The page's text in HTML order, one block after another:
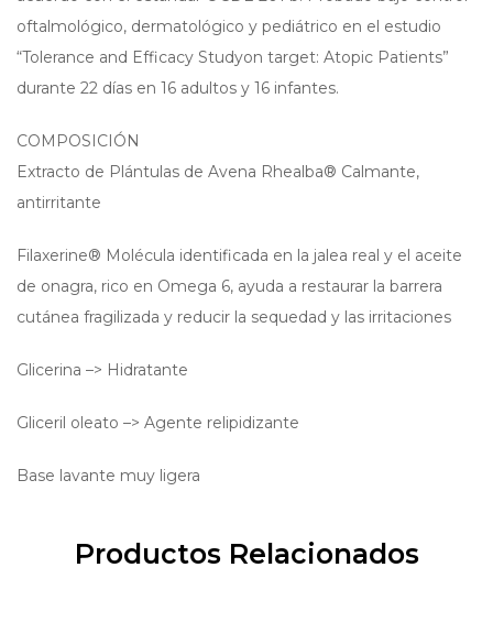
oftalmológico, dermatológico y pediátrico en el estudio
“Tolerance and Efficacy Studyon target: Atopic Patients”
durante 22 días en 16 adultos y 16 infantes.
COMPOSICIÓN
Extracto de Plántulas de Avena Rhealba® Calmante,
antirritante
Filaxerine® Molécula identificada en la jalea real y el aceite
de onagra, rico en Omega 6, ayuda a restaurar la barrera
cutánea fragilizada y reducir la sequedad y las irritaciones
Glicerina –> Hidratante
Gliceril oleato –> Agente relipidizante
Base lavante muy ligera
Productos Relacionados